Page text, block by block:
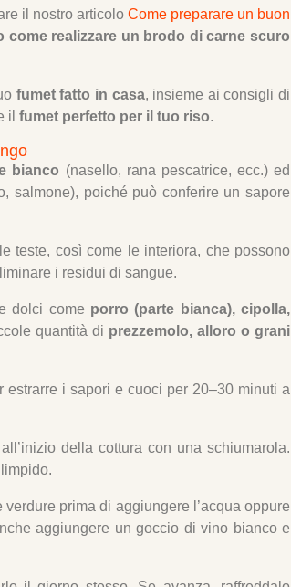
il nostro articolo Come preparare un buon
come realizzare un brodo di carne scuro
fumet fatto in casa, insieme ai consigli di
il fumet perfetto per il tuo riso.
bianco (nasello, rana pescatrice, ecc.) ed
salmone), poiché può conferire un sapore
teste, così come le interiora, che possono
i residui di sangue.
dolci come porro (parte bianca), cipolla,
quantità di prezzemolo, alloro o grani
estrarre i sapori e cuoci per 20–30 minuti a
della cottura con una schiumarola.
verdure prima di aggiungere l’acqua oppure
aggiungere un goccio di vino bianco e